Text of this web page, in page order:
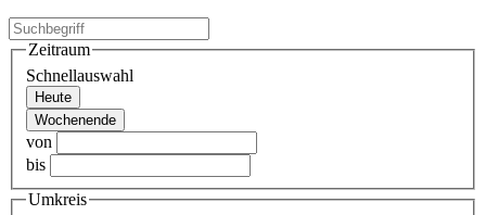
Zeitraum
Schnellauswahl
Heute
Wochenende
von
bis
Umkreis